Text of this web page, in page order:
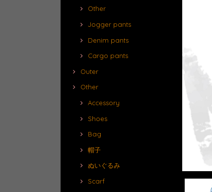
Other
Jogger pants
Denim pants
Cargo pants
Outer
Other
Accessory
Shoes
Bag
帽子
ぬいぐるみ
Scarf